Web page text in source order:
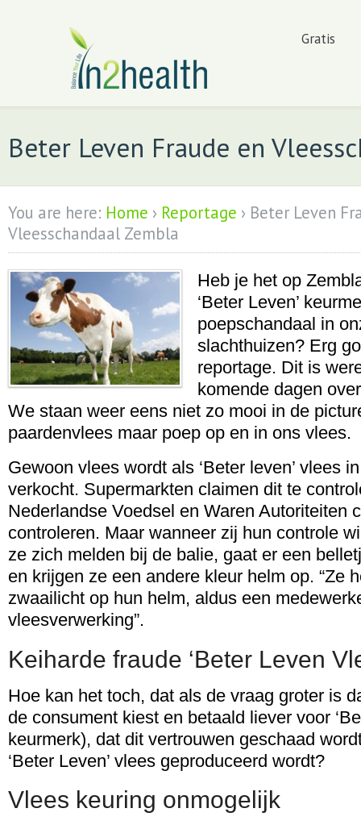
Gratis
Beter Leven Fraude en
You are here: Home › Reportage › Beter Leven
Vleesschandaal Zembla
Heb je het op
‘Beter Leven’
poepschandaal in
slachthuizen? Erg
reportage. Dit is
komende dagen
We staan weer eens niet zo mooi in de
paardenvlees maar poep op en in ons vlees.
Gewoon vlees wordt als ‘Beter leven’ vlees
verkocht. Supermarkten claimen dit te
Nederlandse Voedsel en Waren Autoriteiten
controleren. Maar wanneer zij hun controle
ze zich melden bij de balie, gaat er een
en krijgen ze een andere kleur helm op. “Ze
zwaailicht op hun helm, aldus een
vleesverwerking”.
Keiharde fraude ‘Beter Leven
Hoe kan het toch, dat als de vraag groter is
de consument kiest en betaald liever voor
keurmerk), dat dit vertrouwen geschaad
‘Beter Leven’ vlees geproduceerd wordt?
Vlees keuring onmogelijk